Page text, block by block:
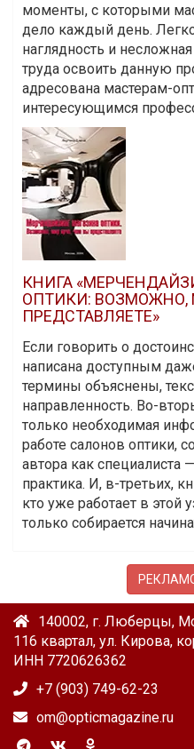
моменты, с которыми
дело каждый день.
наглядность и
труда освоить данную
адресована мастерам-
интересующимся
КНИГА
ОПТИКИ: ВОЗМОЖНО,
ПРЕДСТАВЛЯЕТЕ»
Если говорить о
написана доступным
термины объяснены,
направленность. Во-
только необходимая
работе салонов оптики,
автора как специалиста
практика. И, в-третьих,
кто уже работает в этой
только собирается
140002, г. Люберцы,
116 квартал, ул. Кирова,
ИНН 7720626362
+7 (903) 749-62-23
om@opticmagazine.ru